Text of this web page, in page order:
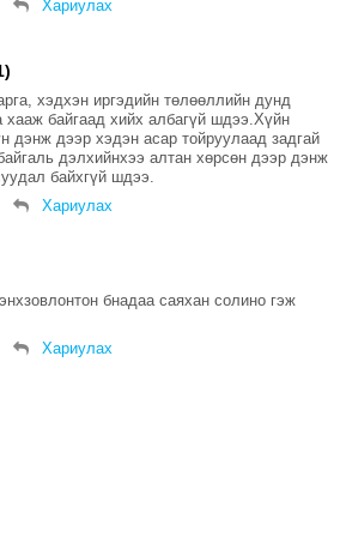
Хариулах
хэдхэн иргэдийн төлөөллийн дунд
хааж байгаад хийх албагүй шдээ.Хүйн
дэнж дээр хэдэн асар тойруулаад задгай
дэлхийнхээ алтан хөрсөн дээр дэнж
байхгүй шдээ.
Хариулах
бнадаа саяхан солино гэж
Хариулах